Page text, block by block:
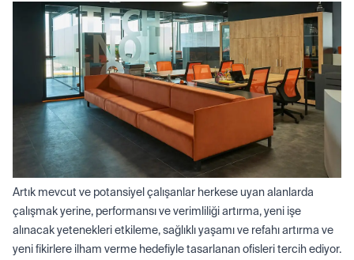
Artık mevcut ve potansiyel çalışanlar herkese uyan alanlarda
çalışmak yerine, performansı ve verimliliği artırma, yeni işe
alınacak yetenekleri etkileme, sağlıklı yaşamı ve refahı artırma ve
yeni fikirlere ilham verme hedefiyle tasarlanan ofisleri tercih ediyor.